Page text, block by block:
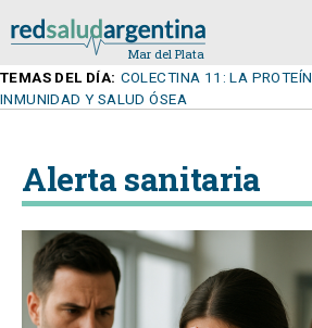
TEMAS DEL DÍA: COLECTINA 11: LA
INMUNIDAD Y SALUD ÓSEA
Alerta sanitaria